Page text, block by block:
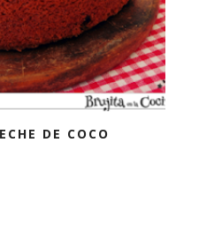
DE COCO